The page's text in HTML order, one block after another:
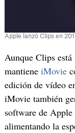
Apple lanzó Clips en
Aunque Clips
mantiene iMovie
edición de vídeo
iMovie también
software de
alimentando la